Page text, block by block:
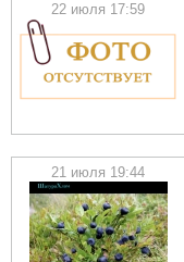
22 июля 17:59
21 июля 19:44